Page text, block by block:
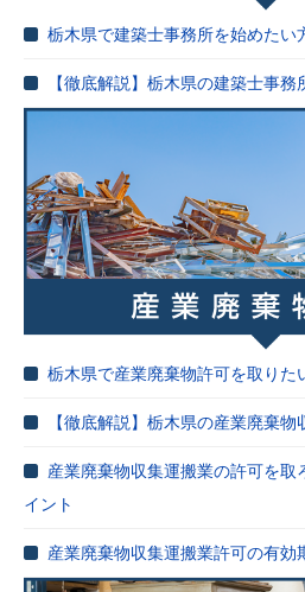
栃木県で建築士事務所を始めたい
【徹底解説】栃木県の建築士事務
栃木県で産業廃棄物許可を取りた
【徹底解説】栃木県の産業廃棄
産業廃棄物収集運搬業の許可を取
イント
産業廃棄物収集運搬業許可の有効